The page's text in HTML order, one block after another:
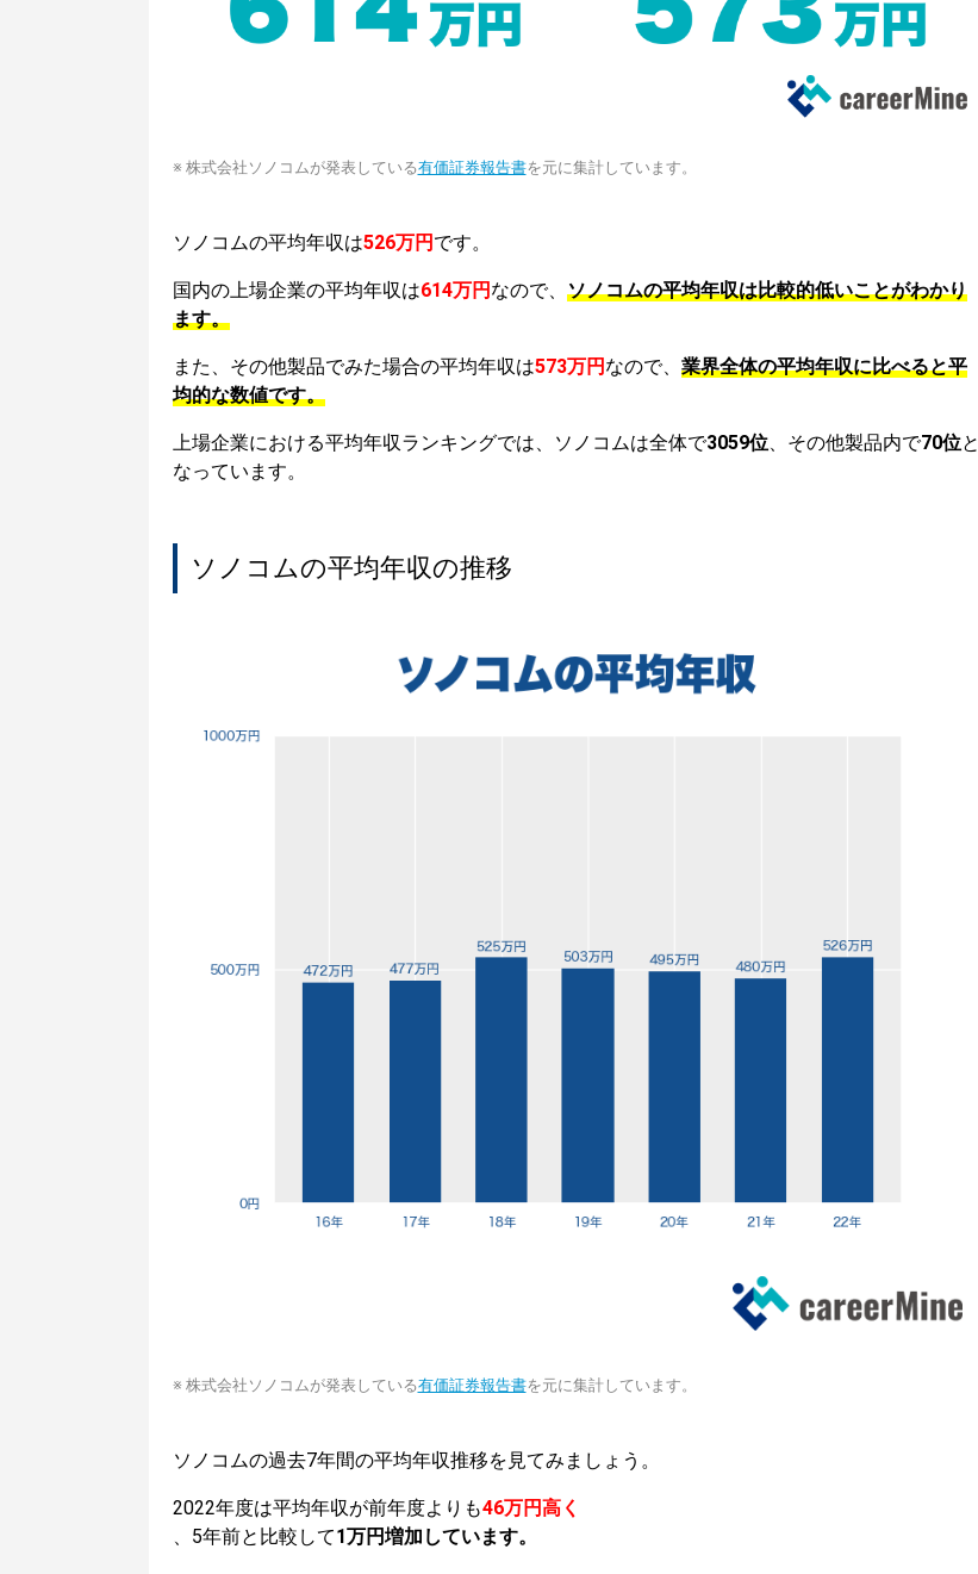
※ 株式会社ソノコムが発表している有価証券報告書を元に集計しています。
ソノコムの平均年収は526万円 です。
国内の上場企業の平均年収は614万円 なので、 ソノコムの平均年収は比較的低いことがわかり
ます。
また、その他製品でみた場合の平均年収は573万円 なので、 業界全体の平均年収に比べると平
均的な数値です。
上場企業における平均年収ランキングでは、ソノコムは全体で3059位、その他製品内で70位と
なっています。
ソノコムの平均年収の推移
※ 株式会社ソノコムが発表している有価証券報告書を元に集計しています。
ソノコムの過去7年間の平均年収推移を見てみましょう。
2022年度は平均年収が前年度よりも46万円高く
、5年前と比較して1万円増加しています。